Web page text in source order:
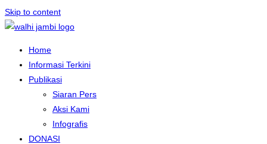
Skip to content
Home
Informasi Terkini
Publikasi
Siaran Pers
Aksi Kami
Infografis
DONASI